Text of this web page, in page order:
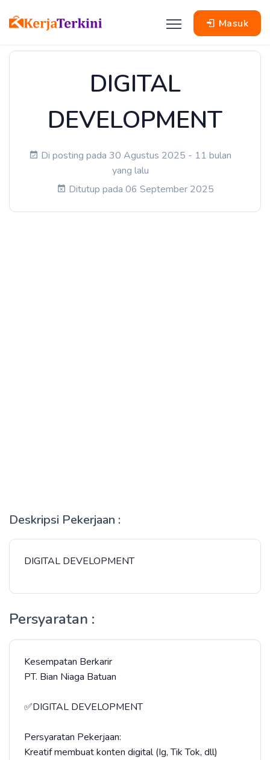
Masuk
DIGITAL
DEVELOPMENT
Di posting pada 30 Agustus 2025 - 11 bulan
yang lalu
Ditutup pada 06 September 2025
Deskripsi Pekerjaan :
DIGITAL DEVELOPMENT
Persyaratan :
Kesempatan Berkarir
PT. Bian Niaga Batuan
✅DIGITAL DEVELOPMENT
Persyaratan Pekerjaan:
Kreatif membuat konten digital (Ig, Tik Tok, dll)